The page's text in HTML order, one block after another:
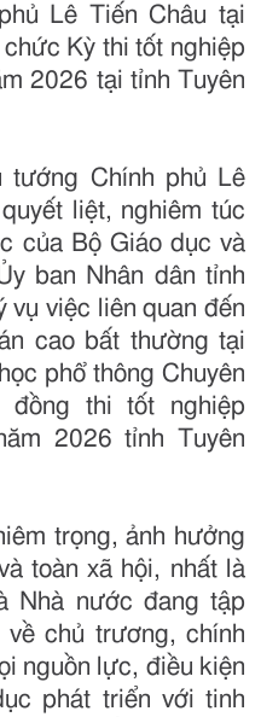
Lê Tiến Châu tại
Kỳ thi tốt nghiệp
2026 tại tỉnh Tuyên
tướng Chính phủ Lê
liệt, nghiêm túc
của Bộ Giáo dục và
ban Nhân dân tỉnh
vụ việc liên quan đến
cao bất thường tại
phổ thông Chuyên
đồng thi tốt nghiệp
2026 tỉnh Tuyên
trọng, ảnh hưởng
toàn xã hội, nhất là
Nhà nước đang tập
chủ trương, chính
nguồn lực, điều kiện
phát triển với tinh